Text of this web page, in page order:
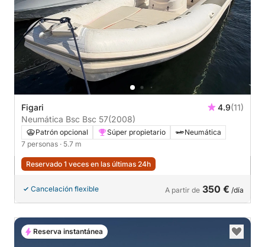
Figari 4.9(11)
Neumática Bsc Bsc 57(2008)
Patrón opcional Súper propietario
Neumática
7 personas · 5.7 m
Reservado 1 veces en las últimas 24h
Cancelación flexible A partir de 350 € /día
Reserva instantánea